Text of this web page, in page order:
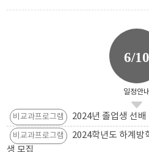
6/10
일정안내
비교과프로그램 2024년 졸업생 선
비교과프로그램
2024학년도 하계방
생 모집